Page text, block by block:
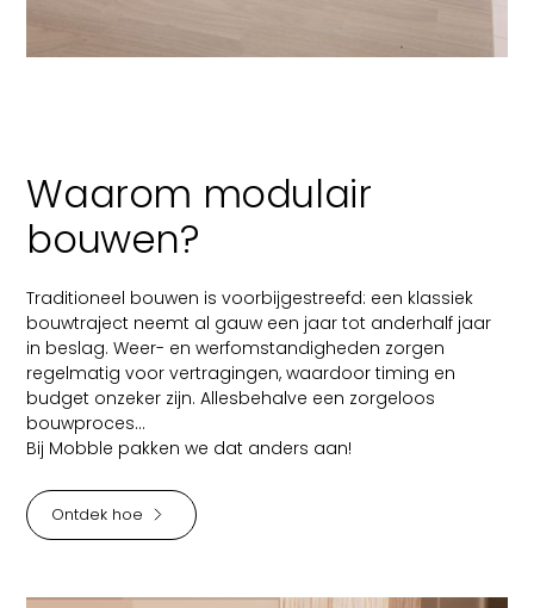
Waarom modulair
bouwen?
Traditioneel bouwen is voorbijgestreefd: een klassiek
bouwtraject neemt al gauw een jaar tot anderhalf jaar
in beslag. Weer- en werfomstandigheden zorgen
regelmatig voor vertragingen, waardoor timing en
budget onzeker zijn. Allesbehalve een zorgeloos
bouwproces...
Bij Mobble pakken we dat anders aan!
Ontdek hoe